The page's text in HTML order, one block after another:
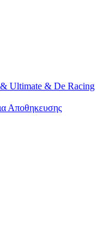
Ultimate & De Racing
Αποθηκευσης